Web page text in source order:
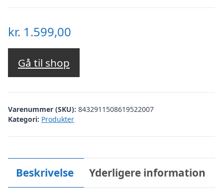
kr. 1.599,00
Gå til shop
Varenummer (SKU): 8432911508619522007
Kategori: Produkter
Beskrivelse Yderligere information